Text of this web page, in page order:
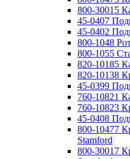
800-30015
45-0407
45-0402
800-1048
800-1055
820-10185
820-10138
45-0399
760-10821
760-10823
45-0408
800-10477
Stamford
800-30017